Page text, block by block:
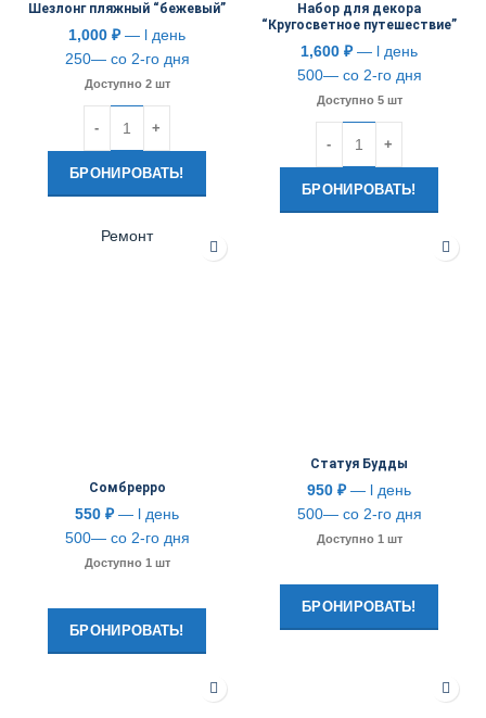
Шезлонг пляжный “бежевый”
1,000 ₽— l день
250— со 2-го дня
Доступно 2 шт
БРОНИРОВАТЬ!
Набор для декора
“Кругосветное путешествие”
1,600 ₽— l день
500— со 2-го дня
Доступно 5 шт
БРОНИРОВАТЬ!
Ремонт
Сомбрерро
550 ₽— l день
500— со 2-го дня
Доступно 1 шт
БРОНИРОВАТЬ!
Статуя Будды
950 ₽— l день
500— со 2-го дня
Доступно 1 шт
БРОНИРОВАТЬ!